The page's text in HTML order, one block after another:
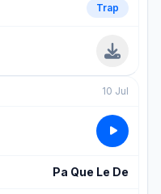
Trap
10 Jul
Pa Que Le De